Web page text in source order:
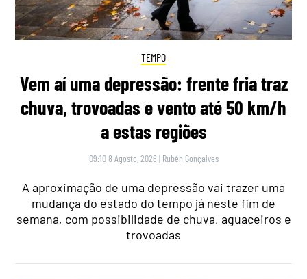
TEMPO
Vem aí uma depressão: frente fria traz
chuva, trovoadas e vento até 50 km/h
a estas regiões
09:10 8 Agosto, 2026 | Rubén Gonçalves
A aproximação de uma depressão vai trazer uma
mudança do estado do tempo já neste fim de
semana, com possibilidade de chuva, aguaceiros e
trovoadas